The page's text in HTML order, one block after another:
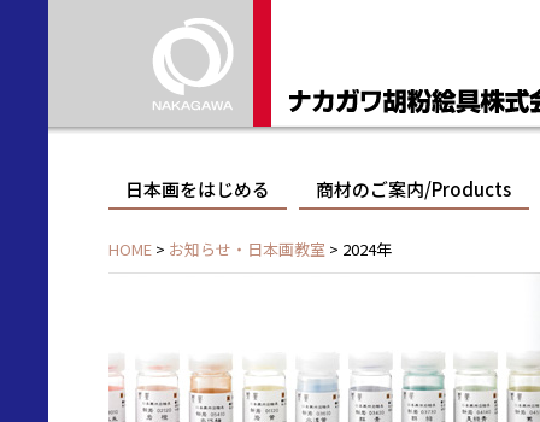
日本画をはじめる 商材のご案内/Products
HOME > お知らせ・日本画教室 > 2024年